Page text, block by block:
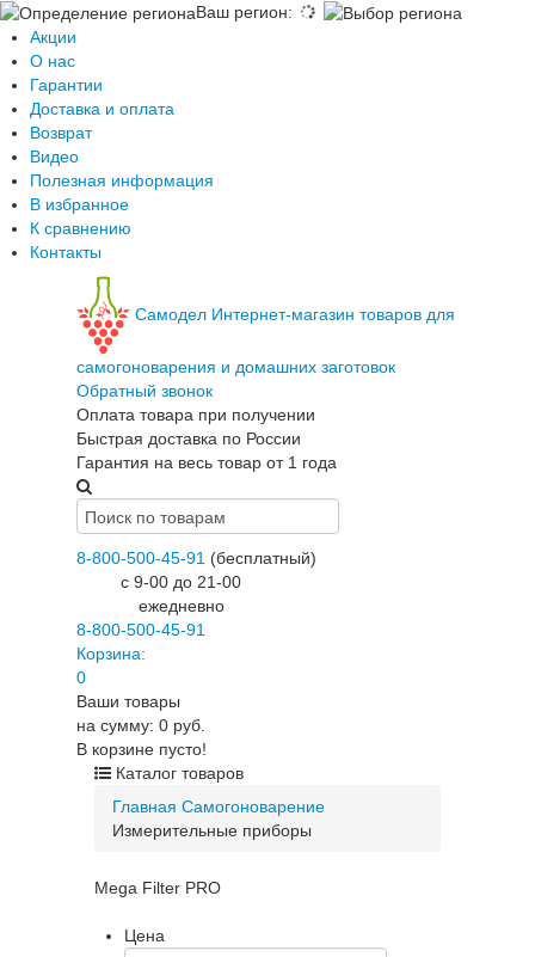
Ваш регион:
Акции
О нас
Гарантии
Доставка и оплата
Возврат
Видео
Полезная информация
В избранное
К сравнению
Контакты
Самодел Интернет-магазин товаров для
самогоноварения и домашних заготовок
Обратный звонок
Оплата товара при получении
Быстрая доставка по России
Гарантия на весь товар от 1 года
8-800-500-45-91 (бесплатный)
c 9-00 до 21-00
ежедневно
8-800-500-45-91
Корзина:
0
Ваши товары
на сумму: 0 руб.
В корзине пусто!
Каталог товаров
Главная Самогоноварение
Измерительные приборы
Mega Filter PRO
Цена